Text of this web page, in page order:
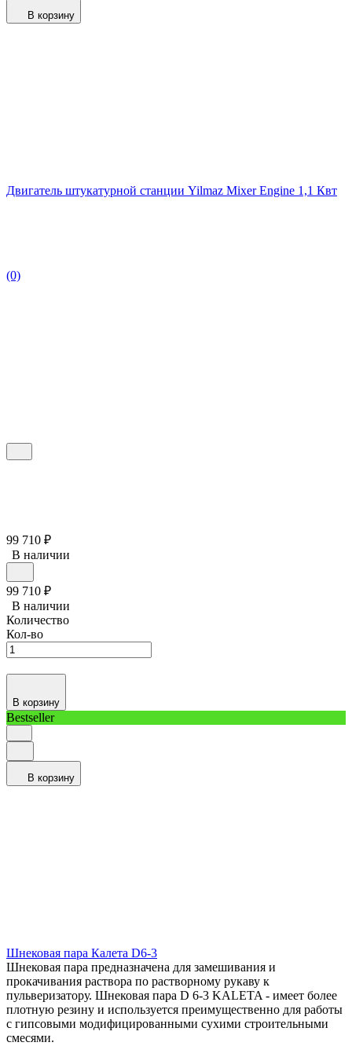
В корзину
Двигатель штукатурной станции Yilmaz Mixer Engine 1,1 Квт
(0)
99 710 ₽
В наличии
99 710 ₽
В наличии
Количество
Кол-во
В корзину
Bestseller
В корзину
Шнековая пара Калета D6-3
Шнековая пара предназначена для замешивания и
прокачивания раствора по растворному рукаву к
пульверизатору. Шнековая пара D 6-3 KALETA - имеет более
плотную резину и используется преимущественно для работы
с гипсовыми модифицированными сухими строительными
смесями.